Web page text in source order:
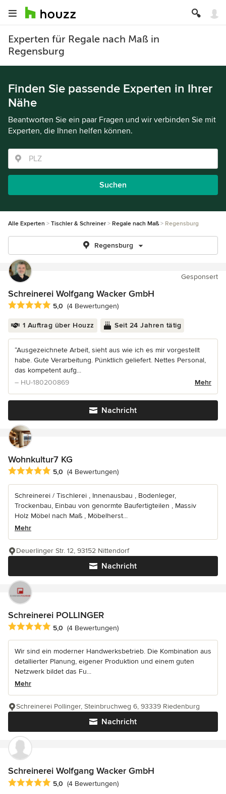
Experten für Regale nach Maß in
Regensburg
Finden Sie passende Experten in Ihrer
Nähe
Beantworten Sie ein paar Fragen und wir verbinden Sie mit
Experten, die Ihnen helfen können.
Suchen
Alle Experten Tischler & Schreiner Regale nach Maß Regensburg
Regensburg
Gesponsert
Schreinerei Wolfgang Wacker GmbH
Durchschnittliche Bewertung: 5 von 5 Sternen
5,0 (4 Bewertungen)
1 Auftrag über Houzz Seit 24 Jahren tätig
“Ausgezeichnete Arbeit, sieht aus wie ich es mir vorgestellt
habe. Gute Verarbeitung. Pünktlich geliefert. Nettes Personal,
das kompetent aufg...
– HU-180200869
Mehr
Nachricht
Wohnkultur7 KG
Durchschnittliche Bewertung: 5 von 5 Sternen
5,0 (4 Bewertungen)
Schreinerei / Tischlerei , Innenausbau , Bodenleger,
Trockenbau, Einbau von genormte Baufertigteilen , Massiv
Holz Möbel nach Maß , Möbelherst...
Mehr
Nachricht
Deuerlinger Str. 12, 93152 Nittendorf
Schreinerei POLLINGER
Durchschnittliche Bewertung: 5 von 5 Sternen
5,0 (4 Bewertungen)
Wir sind ein moderner Handwerksbetrieb. Die Kombination aus
detallierter Planung, eigener Produktion und einem guten
Netzwerk bildet das Fu...
Mehr
Nachricht
Schreinerei Pollinger, Steinbruchweg 6, 93339 Riedenburg
Schreinerei Wolfgang Wacker GmbH
Durchschnittliche Bewertung: 5 von 5 Sternen
5,0 (4 Bewertungen)